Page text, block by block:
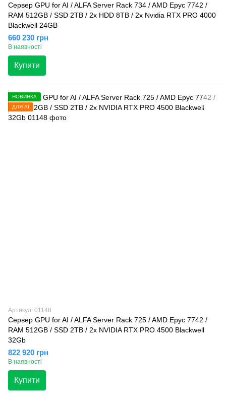
Сервер GPU for AI / ALFA Server Rack 734 / AMD Epyc 7742 /
RAM 512GB / SSD 2TB / 2x HDD 8TB / 2x Nvidia RTX PRO 4000
Blackwell 24GB
660 230 грн
В наявності
Купити
НОВИНКА
ДЛЯ AI
Артикул: 01148
Сервер GPU for AI / ALFA Server Rack 725 / AMD Epyc 7742 /
RAM 512GB / SSD 2TB / 2x NVIDIA RTX PRO 4500 Blackwell
32Gb
822 920 грн
В наявності
Купити